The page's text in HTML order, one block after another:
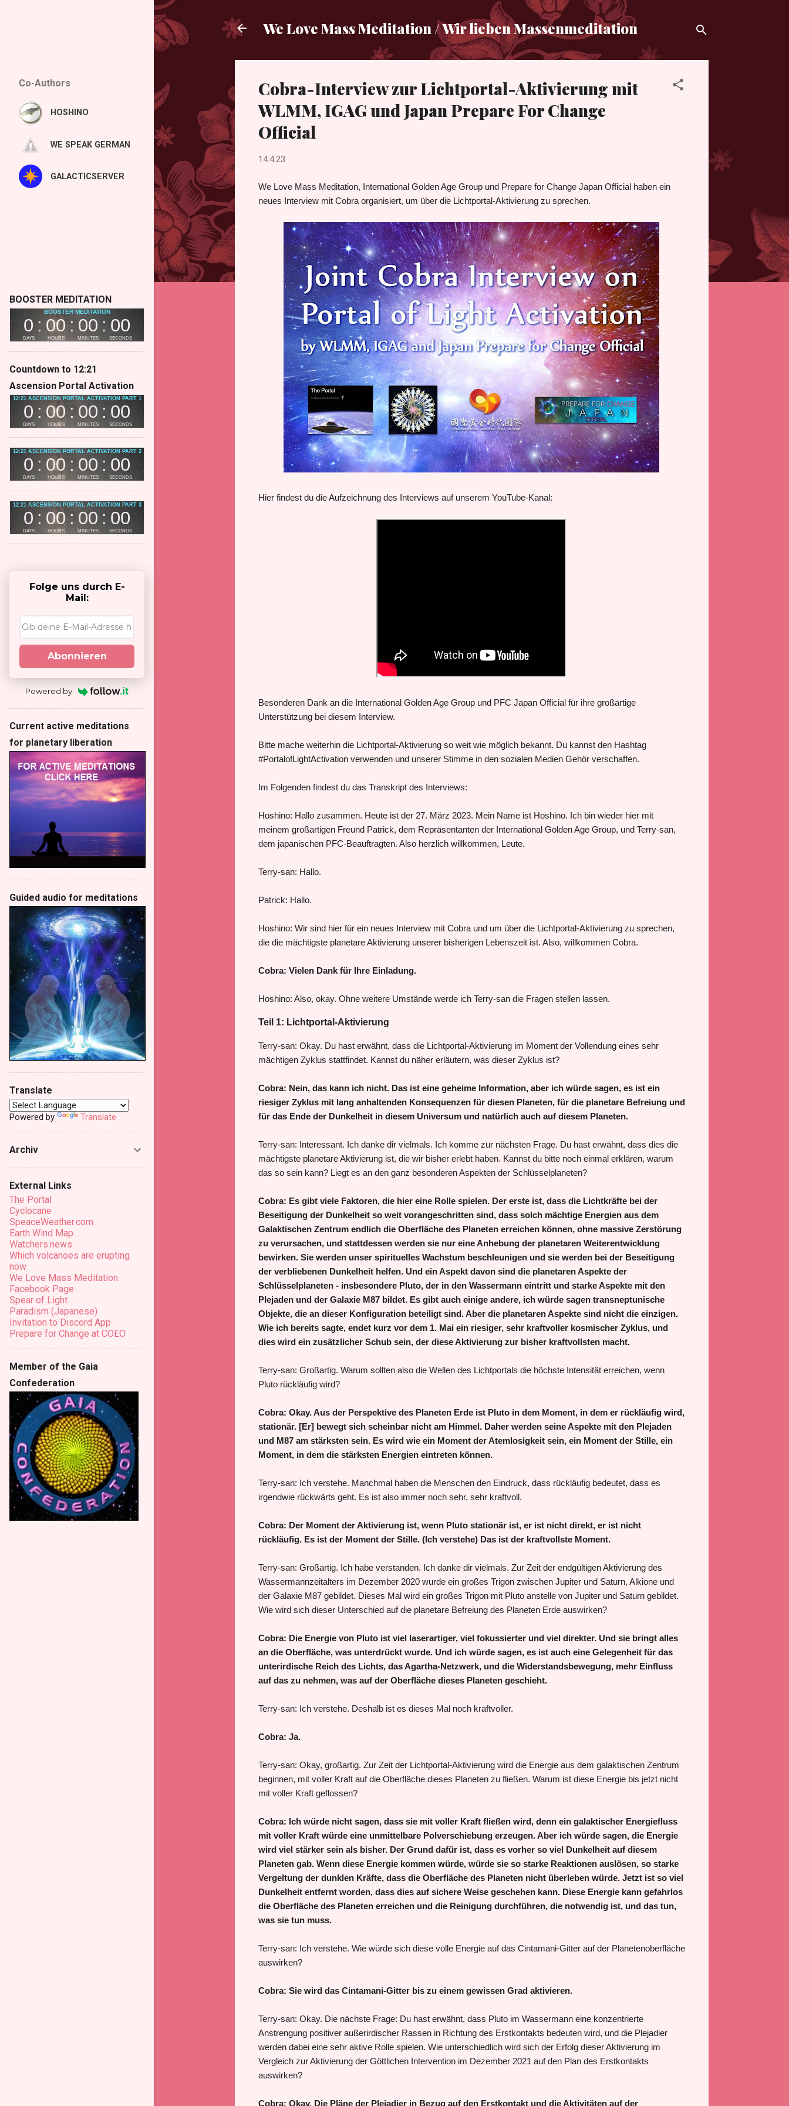
We Love Mass Meditation / Wir lieben Massenmeditation
Cobra-Interview zur Lichtportal-Aktivierung mit
WLMM, IGAG und Japan Prepare For Change
Official
14.4.23
We Love Mass Meditation, International Golden Age Group und Prepare for Change Japan Official haben ein
neues Interview mit Cobra organisiert, um über die Lichtportal-Aktivierung zu sprechen.
Hier findest du die Aufzeichnung des Interviews auf unserem YouTube-Kanal:
Besonderen Dank an die International Golden Age Group und PFC Japan Official für ihre großartige
Unterstützung bei diesem Interview.
Bitte mache weiterhin die Lichtportal-Aktivierung so weit wie möglich bekannt. Du kannst den Hashtag
#PortalofLightActivation verwenden und unserer Stimme in den sozialen Medien Gehör verschaffen.
Im Folgenden findest du das Transkript des Interviews:
Hoshino: Hallo zusammen. Heute ist der 27. März 2023. Mein Name ist Hoshino. Ich bin wieder hier mit
meinem großartigen Freund Patrick, dem Repräsentanten der International Golden Age Group, und Terry-san,
dem japanischen PFC-Beauftragten. Also herzlich willkommen, Leute.
Terry-san: Hallo.
Patrick: Hallo.
Hoshino: Wir sind hier für ein neues Interview mit Cobra und um über die Lichtportal-Aktivierung zu sprechen,
die die mächtigste planetare Aktivierung unserer bisherigen Lebenszeit ist. Also, willkommen Cobra.
Cobra: Vielen Dank für Ihre Einladung.
Hoshino: Also, okay. Ohne weitere Umstände werde ich Terry-san die Fragen stellen lassen.
Teil 1: Lichtportal-Aktivierung
Terry-san: Okay. Du hast erwähnt, dass die Lichtportal-Aktivierung im Moment der Vollendung eines sehr
mächtigen Zyklus stattfindet. Kannst du näher erläutern, was dieser Zyklus ist?
Cobra: Nein, das kann ich nicht. Das ist eine geheime Information, aber ich würde sagen, es ist ein
riesiger Zyklus mit lang anhaltenden Konsequenzen für diesen Planeten, für die planetare Befreiung und
für das Ende der Dunkelheit in diesem Universum und natürlich auch auf diesem Planeten.
Terry-san: Interessant. Ich danke dir vielmals. Ich komme zur nächsten Frage. Du hast erwähnt, dass dies die
mächtigste planetare Aktivierung ist, die wir bisher erlebt haben. Kannst du bitte noch einmal erklären, warum
das so sein kann? Liegt es an den ganz besonderen Aspekten der Schlüsselplaneten?
Cobra: Es gibt viele Faktoren, die hier eine Rolle spielen. Der erste ist, dass die Lichtkräfte bei der
Beseitigung der Dunkelheit so weit vorangeschritten sind, dass solch mächtige Energien aus dem
Galaktischen Zentrum endlich die Oberfläche des Planeten erreichen können, ohne massive Zerstörung
zu verursachen, und stattdessen werden sie nur eine Anhebung der planetaren Weiterentwicklung
bewirken. Sie werden unser spirituelles Wachstum beschleunigen und sie werden bei der Beseitigung
der verbliebenen Dunkelheit helfen. Und ein Aspekt davon sind die planetaren Aspekte der
Schlüsselplaneten - insbesondere Pluto, der in den Wassermann eintritt und starke Aspekte mit den
Plejaden und der Galaxie M87 bildet. Es gibt auch einige andere, ich würde sagen transneptunische
Objekte, die an dieser Konfiguration beteiligt sind. Aber die planetaren Aspekte sind nicht die einzigen.
Wie ich bereits sagte, endet kurz vor dem 1. Mai ein riesiger, sehr kraftvoller kosmischer Zyklus, und
dies wird ein zusätzlicher Schub sein, der diese Aktivierung zur bisher kraftvollsten macht.
Terry-san: Großartig. Warum sollten also die Wellen des Lichtportals die höchste Intensität erreichen, wenn
Pluto rückläufig wird?
Cobra: Okay. Aus der Perspektive des Planeten Erde ist Pluto in dem Moment, in dem er rückläufig wird,
stationär. [Er] bewegt sich scheinbar nicht am Himmel. Daher werden seine Aspekte mit den Plejaden
und M87 am stärksten sein. Es wird wie ein Moment der Atemlosigkeit sein, ein Moment der Stille, ein
Moment, in dem die stärksten Energien eintreten können.
Terry-san: Ich verstehe. Manchmal haben die Menschen den Eindruck, dass rückläufig bedeutet, dass es
irgendwie rückwärts geht. Es ist also immer noch sehr, sehr kraftvoll.
Cobra: Der Moment der Aktivierung ist, wenn Pluto stationär ist, er ist nicht direkt, er ist nicht
rückläufig. Es ist der Moment der Stille. (Ich verstehe) Das ist der kraftvollste Moment.
Terry-san: Großartig. Ich habe verstanden. Ich danke dir vielmals. Zur Zeit der endgültigen Aktivierung des
Wassermannzeitalters im Dezember 2020 wurde ein großes Trigon zwischen Jupiter und Saturn, Alkione und
der Galaxie M87 gebildet. Dieses Mal wird ein großes Trigon mit Pluto anstelle von Jupiter und Saturn gebildet.
Wie wird sich dieser Unterschied auf die planetare Befreiung des Planeten Erde auswirken?
Cobra: Die Energie von Pluto ist viel laserartiger, viel fokussierter und viel direkter. Und sie bringt alles
an die Oberfläche, was unterdrückt wurde. Und ich würde sagen, es ist auch eine Gelegenheit für das
unterirdische Reich des Lichts, das Agartha-Netzwerk, und die Widerstandsbewegung, mehr Einfluss
auf das zu nehmen, was auf der Oberfläche dieses Planeten geschieht.
Terry-san: Ich verstehe. Deshalb ist es dieses Mal noch kraftvoller.
Cobra: Ja.
Terry-san: Okay, großartig. Zur Zeit der Lichtportal-Aktivierung wird die Energie aus dem galaktischen Zentrum
beginnen, mit voller Kraft auf die Oberfläche dieses Planeten zu fließen. Warum ist diese Energie bis jetzt nicht
mit voller Kraft geflossen?
Cobra: Ich würde nicht sagen, dass sie mit voller Kraft fließen wird, denn ein galaktischer Energiefluss
mit voller Kraft würde eine unmittelbare Polverschiebung erzeugen. Aber ich würde sagen, die Energie
wird viel stärker sein als bisher. Der Grund dafür ist, dass es vorher so viel Dunkelheit auf diesem
Planeten gab. Wenn diese Energie kommen würde, würde sie so starke Reaktionen auslösen, so starke
Vergeltung der dunklen Kräfte, dass die Oberfläche des Planeten nicht überleben würde. Jetzt ist so viel
Dunkelheit entfernt worden, dass dies auf sichere Weise geschehen kann. Diese Energie kann gefahrlos
die Oberfläche des Planeten erreichen und die Reinigung durchführen, die notwendig ist, und das tun,
was sie tun muss.
Terry-san: Ich verstehe. Wie würde sich diese volle Energie auf das Cintamani-Gitter auf der Planetenoberfläche
auswirken?
Cobra: Sie wird das Cintamani-Gitter bis zu einem gewissen Grad aktivieren.
Terry-san: Okay. Die nächste Frage: Du hast erwähnt, dass Pluto im Wassermann eine konzentrierte
Anstrengung positiver außerirdischer Rassen in Richtung des Erstkontakts bedeuten wird, und die Plejadier
werden dabei eine sehr aktive Rolle spielen. Wie unterschiedlich wird sich der Erfolg dieser Aktivierung im
Vergleich zur Aktivierung der Göttlichen Intervention im Dezember 2021 auf den Plan des Erstkontakts
auswirken?
Cobra: Okay. Die Pläne der Plejadier in Bezug auf den Erstkontakt und die Aktivitäten auf der
Co-Authors
HOSHINO
WE SPEAK GERMAN
GALACTICSERVER
BOOSTER MEDITATION
Countdown to 12:21
Ascension Portal Activation
Folge uns durch E-
Mail:
Abonnieren
Powered by
Current active meditations
for planetary liberation
Guided audio for meditations
Translate
Powered by Translate
Archiv
External Links
The Portal
Cyclocane
SpeaceWeather.com
Earth Wind Map
Watchers.news
Which volcanoes are erupting
now
We Love Mass Meditation
Facebook Page
Spear of Light
Paradism (Japanese)
Invitation to Discord App
Prepare for Change at COEO
Member of the Gaia
Confederation